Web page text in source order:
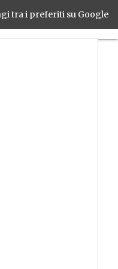
tra i preferiti su Google
service